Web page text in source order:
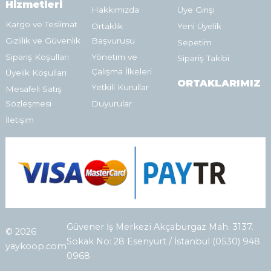
Hizmetleri
Kargo ve Teslimat
Gizlilik ve Güvenlik
Sipariş Koşulları
Üyelik Koşulları
Mesafeli Satış
Sözleşmesi
İletişim
Hakkımızda
Ortaklık
Başvurusu
Yönetim ve
Çalışma İlkeleri
Yetkili Kurullar
Duyurular
Üye Girişi
Yeni Üyelik
Sepetim
Sipariş Takibi
ORTAKLARIMIZ
© 2026
yaykoop.com
Güvener İş Merkezi Akçaburgaz Mah. 3137.
Sokak No: 28 Esenyurt / İstanbul (0530) 948
0968